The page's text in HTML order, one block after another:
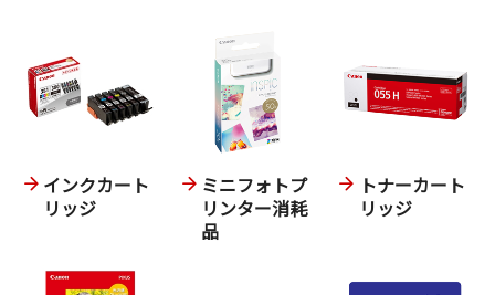
インクカート
リッジ
ミニフォトプ
リンター消耗
品
トナーカート
リッジ